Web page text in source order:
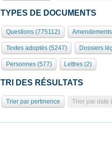
TYPES DE DOCUMENTS
Questions (775112)
Textes adoptés (5247) Dossiers
Personnes (577) Lettres (2)
TRI DES RÉSULTATS
Trier par pertinence Trier par date